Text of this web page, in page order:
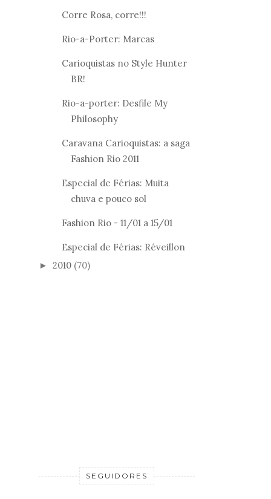
Corre Rosa, corre!!!
Rio-a-Porter: Marcas
Carioquistas no Style Hunter
BR!
Rio-a-porter: Desfile My
Philosophy
Caravana Carioquistas: a saga
Fashion Rio 2011
Especial de Férias: Muita
chuva e pouco sol
Fashion Rio - 11/01 a 15/01
Especial de Férias: Réveillon
► 2010 (70)
SEGUIDORES